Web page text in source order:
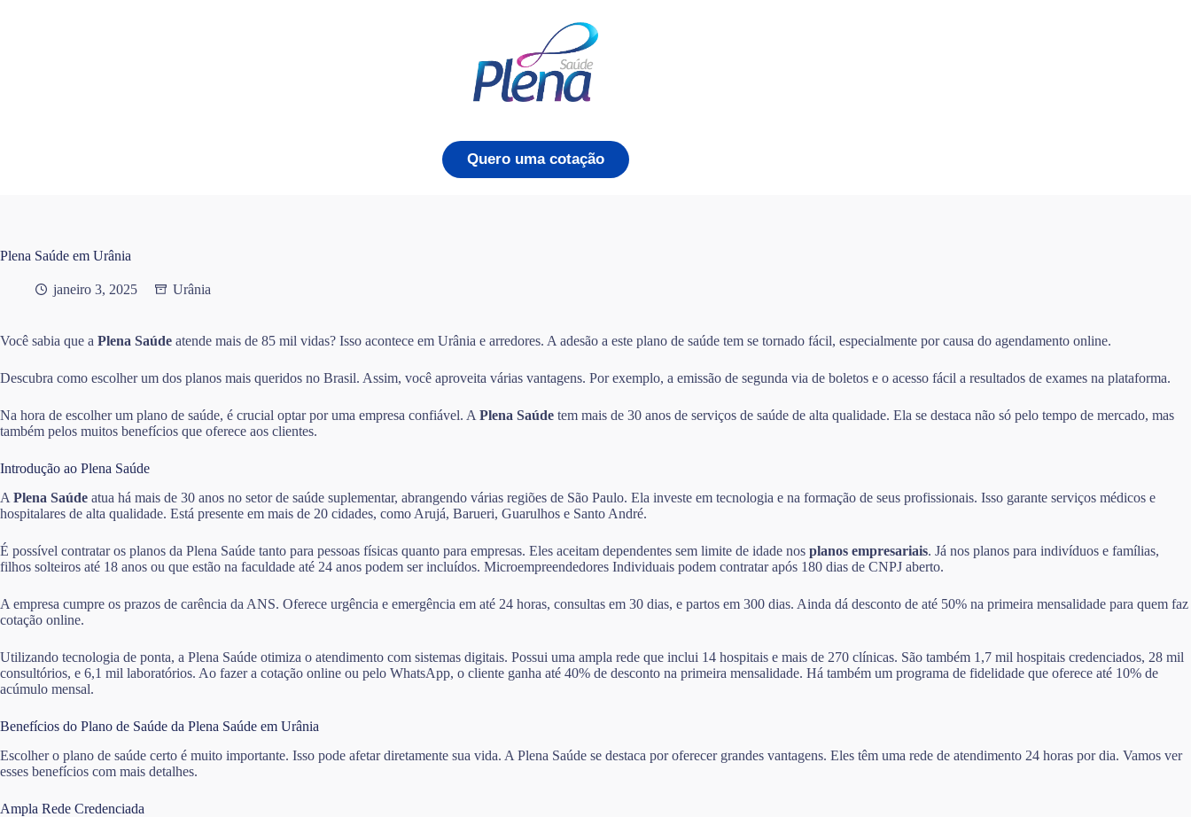
Quero uma cotação
Plena Saúde em Urânia
janeiro 3, 2025 Urânia
Você sabia que a Plena Saúde atende mais de 85 mil vidas? Isso acontece em Urânia e arredores. A adesão a este plano de saúde tem se tornado fácil, especialmente por causa do agendamento online.
Descubra como escolher um dos planos mais queridos no Brasil. Assim, você aproveita várias vantagens. Por exemplo, a emissão de segunda via de boletos e o acesso fácil a resultados de exames na plataforma.
Na hora de escolher um plano de saúde, é crucial optar por uma empresa confiável. A Plena Saúde tem mais de 30 anos de serviços de saúde de alta qualidade. Ela se destaca não só pelo tempo de mercado, mas
também pelos muitos benefícios que oferece aos clientes.
Introdução ao Plena Saúde
A Plena Saúde atua há mais de 30 anos no setor de saúde suplementar, abrangendo várias regiões de São Paulo. Ela investe em tecnologia e na formação de seus profissionais. Isso garante serviços médicos e
hospitalares de alta qualidade. Está presente em mais de 20 cidades, como Arujá, Barueri, Guarulhos e Santo André.
É possível contratar os planos da Plena Saúde tanto para pessoas físicas quanto para empresas. Eles aceitam dependentes sem limite de idade nos planos empresariais. Já nos planos para indivíduos e famílias,
filhos solteiros até 18 anos ou que estão na faculdade até 24 anos podem ser incluídos. Microempreendedores Individuais podem contratar após 180 dias de CNPJ aberto.
A empresa cumpre os prazos de carência da ANS. Oferece urgência e emergência em até 24 horas, consultas em 30 dias, e partos em 300 dias. Ainda dá desconto de até 50% na primeira mensalidade para quem faz
cotação online.
Utilizando tecnologia de ponta, a Plena Saúde otimiza o atendimento com sistemas digitais. Possui uma ampla rede que inclui 14 hospitais e mais de 270 clínicas. São também 1,7 mil hospitais credenciados, 28 mil
consultórios, e 6,1 mil laboratórios. Ao fazer a cotação online ou pelo WhatsApp, o cliente ganha até 40% de desconto na primeira mensalidade. Há também um programa de fidelidade que oferece até 10% de
acúmulo mensal.
Benefícios do Plano de Saúde da Plena Saúde em Urânia
Escolher o plano de saúde certo é muito importante. Isso pode afetar diretamente sua vida. A Plena Saúde se destaca por oferecer grandes vantagens. Eles têm uma rede de atendimento 24 horas por dia. Vamos ver
esses benefícios com mais detalhes.
Ampla Rede Credenciada